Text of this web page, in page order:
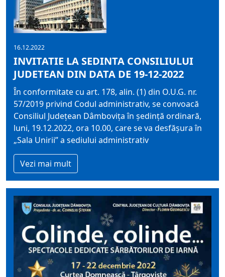
16.12.2022
INVITATIE LA SEDINTA CONSILIULUI
JUDETEAN DIN DATA DE 19-12-2022
În conformitate cu art. 178, alin. (1) din O.U.G. nr.
57/2019 privind Codul administrativ, se convoacă
Consiliul Judeţean Dâmboviţa în şedinţă ordinară,
luni, 19.12.2022, ora 10.00, care se va desfăşura în
„Sala Unirii” a sediului administrativ
Vezi mai mult